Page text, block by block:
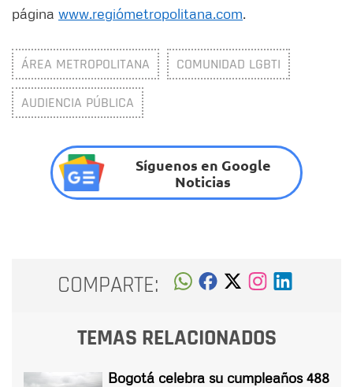
página www.regiómetropolitana.com.
ÁREA METROPOLITANA COMUNIDAD LGBTI
AUDIENCIA PÚBLICA
Síguenos en Google
Noticias
COMPARTE:
TEMAS RELACIONADOS
Bogotá celebra su cumpleaños 488